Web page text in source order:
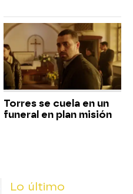
Torres se cuela en un
funeral en plan misión
Lo último